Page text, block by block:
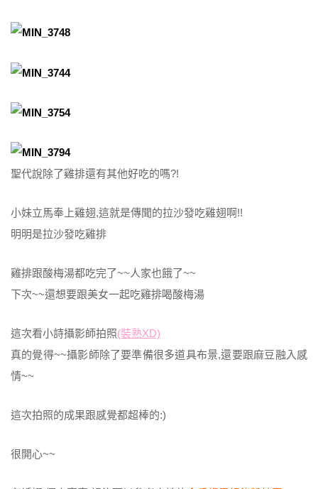
聖代說除了雞排還有其他好吃的嗎?!
小妹立馬奉上雞翅,這就是傳聞的拉沙發吃雞翅啊!!
明明是拉沙發吃雞排
雞排跟酸梅湯都吃完了~~人家也餓了~~
下次~~還想要跟美女一起吃雞排喝酸梅湯
這次看小詩攝影師拍照(裝熟XD)
真的覺得~~攝影師除了要準備很多道具布景,還要跟麻豆融入感
情~~
這次拍照的成果跟感覺都超棒的:)
很開心~~